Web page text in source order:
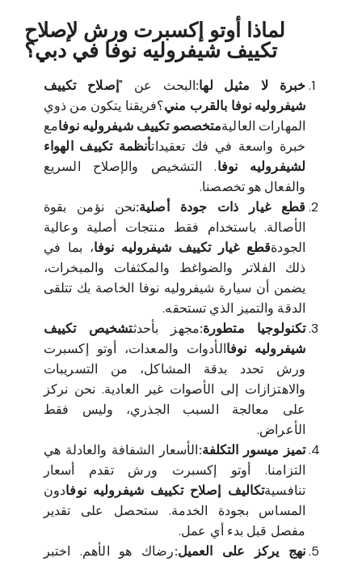
لماذا أوتو إكسبرت ورش لإصلاح
تكييف شيفروليه نوفا في دبي؟
خبرة لا مثيل لها:البحث عن "إصلاح تكييف
شيفروليه نوفا بالقرب مني؟فريقنا يتكون من ذوي
المهارات العاليةمتخصصو تكييف شيفروليه نوفامع
خبرة واسعة في فك تعقيداتأنظمة تكييف الهواء
لشيفروليه نوفا. التشخيص والإصلاح السريع
والفعال هو تخصصنا.
قطع غيار ذات جودة أصلية:نحن نؤمن بقوة
الأصالة. باستخدام فقط منتجات أصلية وعالية
الجودةقطع غيار تكييف شيفروليه نوفا، بما في
ذلك الفلاتر والضواغط والمكثفات والمبخرات،
يضمن أن سيارة شيفروليه نوفا الخاصة بك تتلقى
الدقة والتميز الذي تستحقه.
تكنولوجيا متطورة:مجهز بأحدثتشخيص تكييف
شيفروليه نوفاالأدوات والمعدات، أوتو إكسبرت
ورش تحدد بدقة المشاكل، من التسريبات
والاهتزازات إلى الأصوات غير العادية. نحن نركز
على معالجة السبب الجذري، وليس فقط
الأعراض.
تميز ميسور التكلفة:الأسعار الشفافة والعادلة هي
التزامنا. أوتو إكسبرت ورش تقدم أسعار
تنافسيةتكاليف إصلاح تكييف شيفروليه نوفادون
المساس بجودة الخدمة. ستحصل على تقدير
مفصل قبل بدء أي عمل.
نهج يركز على العميل:رضاك هو الأهم. اختبر